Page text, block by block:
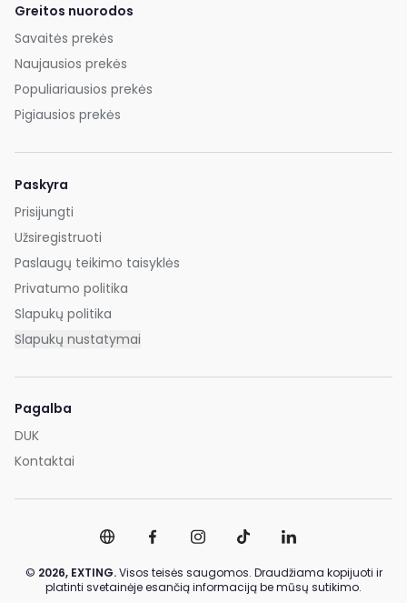
Greitos nuorodos
Savaitės prekės
Naujausios prekės
Populiariausios prekės
Pigiausios prekės
Paskyra
Prisijungti
Užsiregistruoti
Paslaugų teikimo taisyklės
Privatumo politika
Slapukų politika
Slapukų nustatymai
Pagalba
DUK
Kontaktai
© 2026, EXTING.Visos teisės saugomos. Draudžiama kopijuoti ir
platinti svetainėje esančią informaciją be mūsų sutikimo.